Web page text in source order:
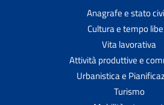
Anagrafe e stato
Cultura e tempo
Vita lavorativa
Attività produttive e
Urbanistica e
Turismo